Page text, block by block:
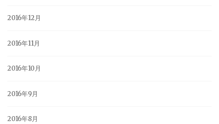
2016年12月
2016年11月
2016年10月
2016年9月
2016年8月